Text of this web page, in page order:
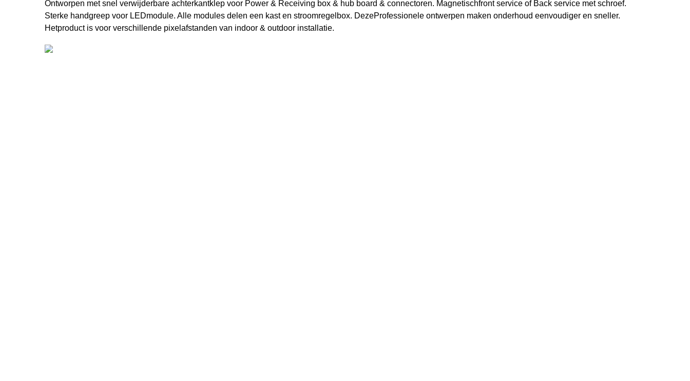
Ontworpen met snel verwijderbare achterkantklep voor Power & Receiving box & hub board & connectoren. Magnetischfront service of Back service met schroef.
Sterke handgreep voor LEDmodule. Alle modules delen een kast en stroomregelbox. DezeProfessionele ontwerpen maken onderhoud eenvoudiger en sneller.
Hetproduct is voor verschillende pixelafstanden van indoor & outdoor installatie.